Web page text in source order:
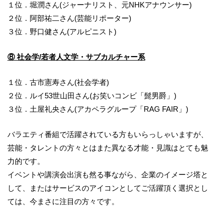
１位．堀潤さん(ジャーナリスト、元NHKアナウンサー)
２位．阿部祐二さん(芸能リポーター)
３位．野口健さん(アルピニスト)
⑧ 社会学/若者人文学・サブカルチャー系
１位．古市憲寿さん(社会学者)
２位．ルイ53世山田さん(お笑いコンビ「髭男爵」 )
３位．土屋礼央さん(アカペラグループ「RAG FAIR 」 )
バラエティ番組で活躍されている方もいらっしゃいますが、
芸能・タレントの方々とは また異なる才能・見識はとても魅
力的です。
イベントや講演会出演も然る事ながら、企業のイメージ塔と
して、またはサービスのアイコンとしてご活躍頂く選択とし
ては、今まさに注目の方々です。